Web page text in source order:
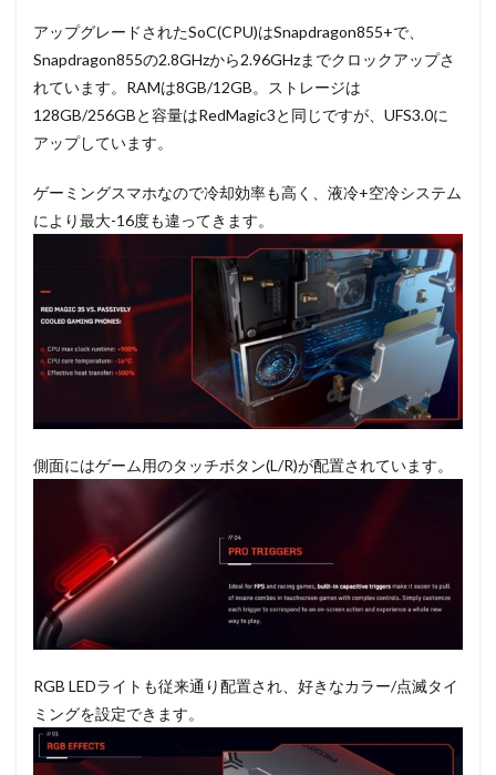
アップグレードされたSoC(CPU)はSnapdragon855+で、
Snapdragon855の2.8GHzから2.96GHzまでクロックアップさ
れています。RAMは8GB/12GB。ストレージは
128GB/256GBと容量はRedMagic3と同じですが、UFS3.0に
アップしています。
ゲーミングスマホなので冷却効率も高く、液冷+空冷システム
により最大-16度も違ってきます。
側面にはゲーム用のタッチボタン(L/R)が配置されています。
RGB LEDライトも従来通り配置され、好きなカラー/点滅タイ
ミングを設定できます。